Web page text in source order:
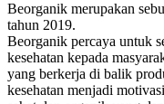
Beorganik merupakan
tahun 2019.
Beorganik percaya untuk
kesehatan kepada
yang berkerja di balik
kesehatan menjadi